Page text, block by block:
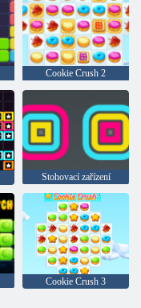
Cookie Crush 2
Stohovací zařízení
Cookie Crush 3